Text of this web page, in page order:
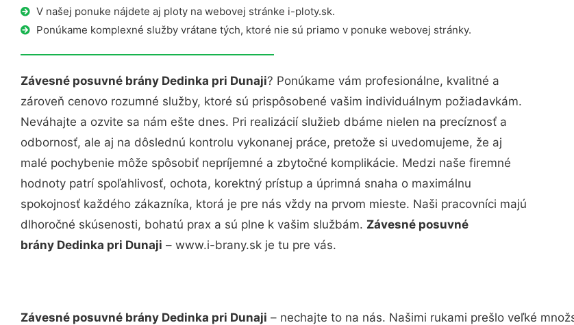
V našej ponuke nájdete aj ploty na webovej stránke i-ploty.sk.
Ponúkame komplexné služby vrátane tých, ktoré nie sú priamo v ponuke webovej stránky.
Závesné posuvné brány Dedinka pri Dunaji? Ponúkame vám profesionálne, kvalitné a
zároveň cenovo rozumné služby, ktoré sú prispôsobené vašim individuálnym požiadavkám.
Neváhajte a ozvite sa nám ešte dnes. Pri realizácií služieb dbáme nielen na precíznosť a
odbornosť, ale aj na dôslednú kontrolu vykonanej práce, pretože si uvedomujeme, že aj
malé pochybenie môže spôsobiť nepríjemné a zbytočné komplikácie. Medzi naše firemné
hodnoty patrí spoľahlivosť, ochota, korektný prístup a úprimná snaha o maximálnu
spokojnosť každého zákazníka, ktorá je pre nás vždy na prvom mieste. Naši pracovníci majú
dlhoročné skúsenosti, bohatú prax a sú plne k vašim službám. Závesné posuvné
brány Dedinka pri Dunaji – www.i-brany.sk je tu pre vás.
Závesné posuvné brány Dedinka pri Dunaji – nechajte to na nás. Našimi rukami prešlo veľké